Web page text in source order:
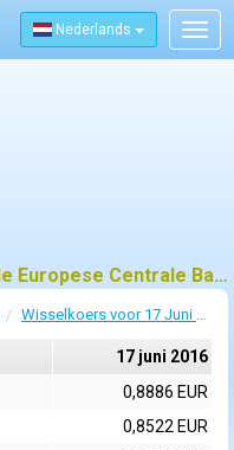
Nederlands
Referentiewisselkoersen van de Europese Centrale Bank (ECB) voor 17 juni 2016
Wisselkoers voor 17 Juni 2016
17 juni 2016
0,8886 EUR
0,8522 EUR